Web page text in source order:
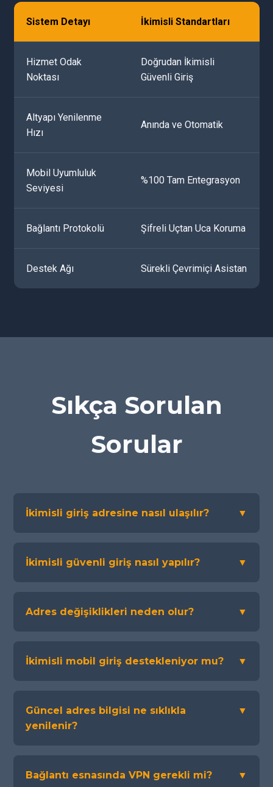
Sistem Detayı İkimisli Standartları
Hizmet Odak
Noktası
Doğrudan İkimisli
Güvenli Giriş
Altyapı Yenilenme
Hızı
Anında ve Otomatik
Mobil Uyumluluk
Seviyesi
%100 Tam Entegrasyon
Bağlantı Protokolü Şifreli Uçtan Uca Koruma
Destek Ağı Sürekli Çevrimiçi Asistan
Sıkça Sorulan
Sorular
İkimisli giriş adresine nasıl ulaşılır? ▼
İkimisli güvenli giriş nasıl yapılır? ▼
Adres değişiklikleri neden olur? ▼
İkimisli mobil giriş destekleniyor mu? ▼
Güncel adres bilgisi ne sıklıkla
yenilenir?
▼
Bağlantı esnasında VPN gerekli mi? ▼